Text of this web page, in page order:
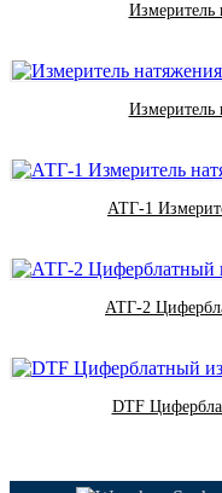
Измеритель
Измеритель
АТГ-1
АТГ-2
DTF